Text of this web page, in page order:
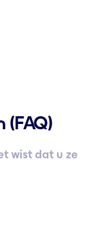
(FAQ)
wist dat u ze